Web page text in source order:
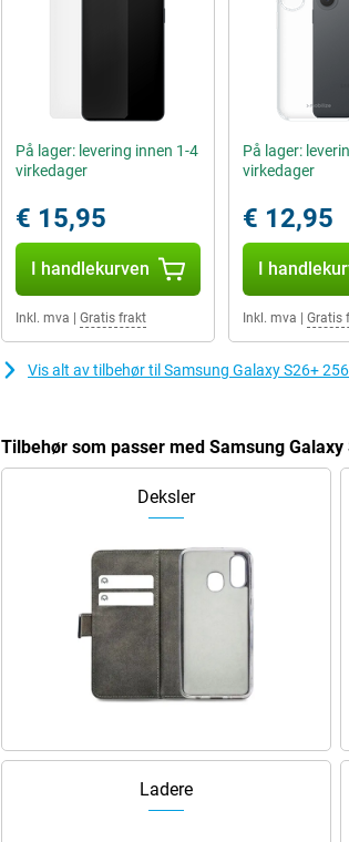
På lager: levering innen 1-4
virkedager
€ 15,95
I handlekurven
Inkl. mva Gratis frakt
På lager:
virkedager
€ 12,95
I
Inkl. mva Gratis
Vis alt av tilbehør til Samsung Galaxy S26+
Tilbehør som passer med Samsung Galaxy
Deksler
Ladere